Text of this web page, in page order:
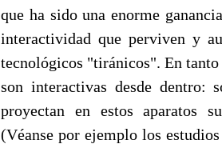
que ha sido una enorme
interactividad que perviven y
tecnológicos "tiránicos". En tanto
son interactivas desde dentro:
proyectan en estos aparatos
(Véanse por ejemplo los